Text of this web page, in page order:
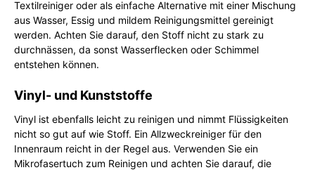
Textilreiniger oder als einfache Alternative mit einer Mischung
aus Wasser, Essig und mildem Reinigungsmittel gereinigt
werden. Achten Sie darauf, den Stoff nicht zu stark zu
durchnässen, da sonst Wasserflecken oder Schimmel
entstehen können.
Vinyl- und Kunststoffe
Vinyl ist ebenfalls leicht zu reinigen und nimmt Flüssigkeiten
nicht so gut auf wie Stoff. Ein Allzweckreiniger für den
Innenraum reicht in der Regel aus. Verwenden Sie ein
Mikrofasertuch zum Reinigen und achten Sie darauf, die